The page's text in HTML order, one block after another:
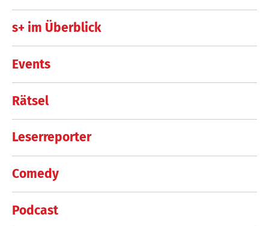
s+ im Überblick
Events
Rätsel
Leserreporter
Comedy
Podcast